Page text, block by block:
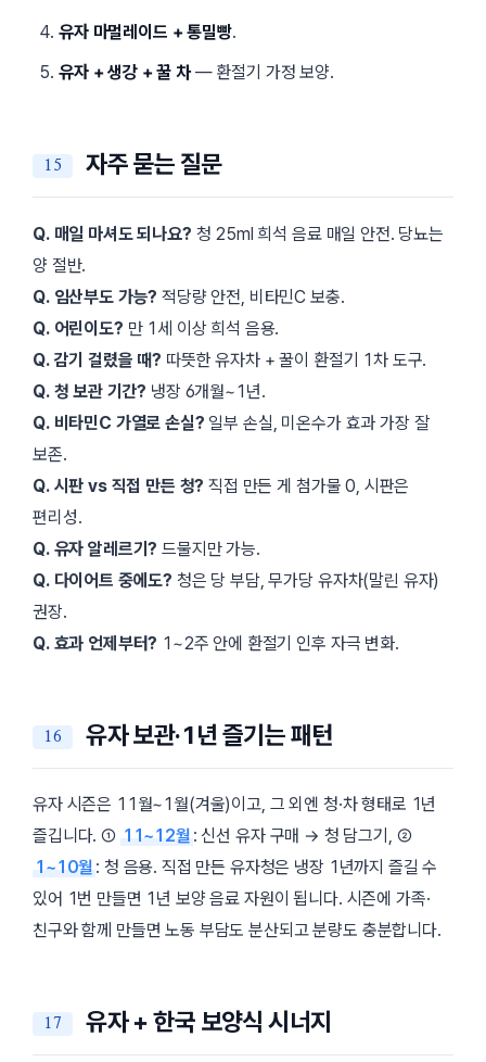
유자 마멀레이드 + 통밀빵.
유자 + 생강 + 꿀 차— 환절기 가정 보양.
자주 묻는 질문
Q. 매일 마셔도 되나요? 청 25ml 희석 음료 매일 안전. 당뇨는
양 절반.
Q. 임산부도 가능? 적당량 안전, 비타민C 보충.
Q. 어린이도? 만 1세 이상 희석 음용.
Q. 감기 걸렸을 때? 따뜻한 유자차 + 꿀이 환절기 1차 도구.
Q. 청 보관 기간? 냉장 6개월~1년.
Q. 비타민C 가열로 손실? 일부 손실, 미온수가 효과 가장 잘
보존.
Q. 시판 vs 직접 만든 청? 직접 만든 게 첨가물 0, 시판은
편리성.
Q. 유자 알레르기? 드물지만 가능.
Q. 다이어트 중에도? 청은 당 부담, 무가당 유자차(말린 유자)
권장.
Q. 효과 언제부터? 1~2주 안에 환절기 인후 자극 변화.
유자 보관·1년 즐기는 패턴
유자 시즌은 11월~1월(겨울)이고, 그 외엔 청·차 형태로 1년
즐깁니다. ① 11~12월 : 신선 유자 구매 → 청 담그기, ②
1~10월 : 청 음용. 직접 만든 유자청은 냉장 1년까지 즐길 수
있어 1번 만들면 1년 보양 음료 자원이 됩니다. 시즌에 가족·
친구와 함께 만들면 노동 부담도 분산되고 분량도 충분합니다.
유자 + 한국 보양식 시너지